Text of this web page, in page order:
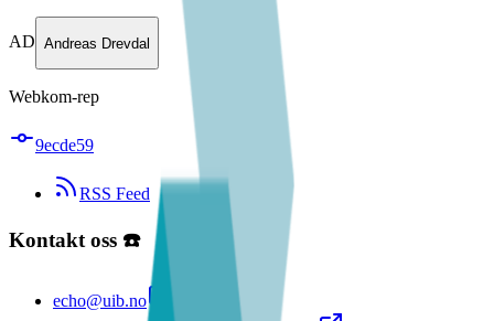
AD Andreas Drevdal
Webkom-rep
9ecde59
RSS Feed
Kontakt oss ☎️
echo@uib.no